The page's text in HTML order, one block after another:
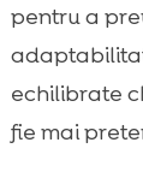
pentru a
echilibrate
fie mai